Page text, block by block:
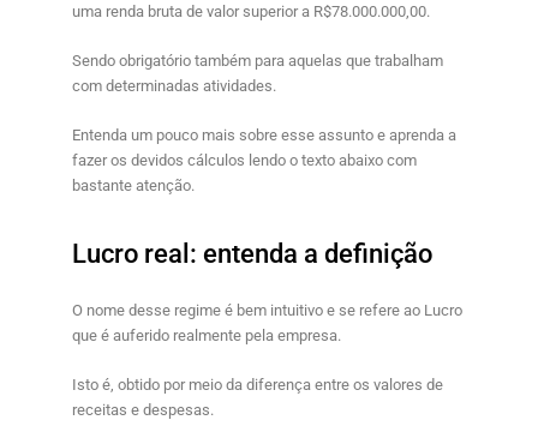
uma renda bruta de valor superior a R$78.000.000,00.
Sendo obrigatório também para aquelas que trabalham
com determinadas atividades.
Entenda um pouco mais sobre esse assunto e aprenda a
fazer os devidos cálculos lendo o texto abaixo com
bastante atenção.
Lucro real: entenda a definição
O nome desse regime é bem intuitivo e se refere ao Lucro
que é auferido realmente pela empresa.
Isto é, obtido por meio da diferença entre os valores de
receitas e despesas.